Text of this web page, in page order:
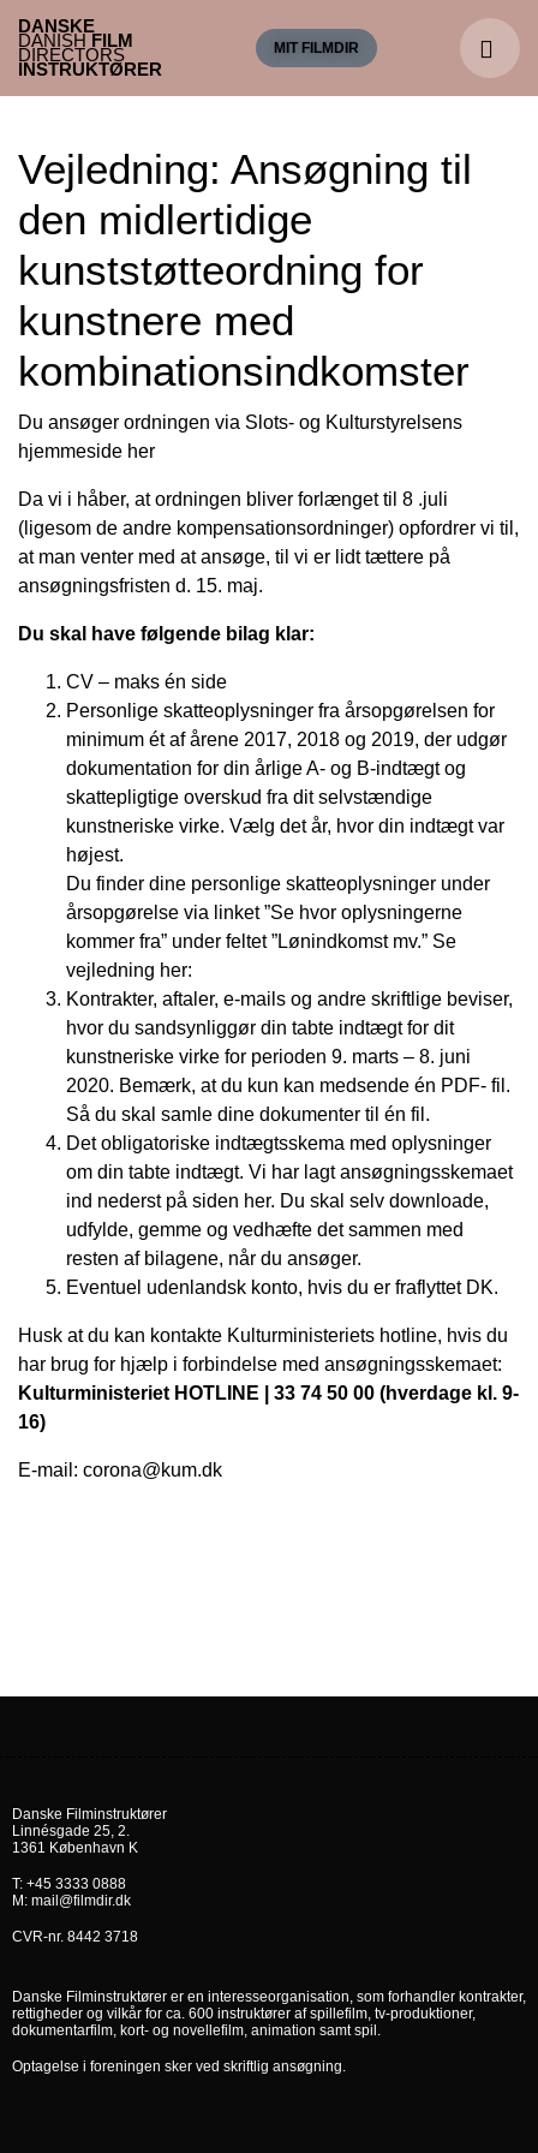
DANSKE
DANISH FILM
DIRECTORS
INSTRUKTØRER
MIT FILMDIR
Vejledning: Ansøgning til
den midlertidige
kunststøtteordning for
kunstnere med
kombinationsindkomster
Du ansøger ordningen via Slots- og Kulturstyrelsens
hjemmeside her
Da vi i håber, at ordningen bliver forlænget til 8 .juli
(ligesom de andre kompensationsordninger) opfordrer vi til,
at man venter med at ansøge, til vi er lidt tættere på
ansøgningsfristen d. 15. maj.
Du skal have følgende bilag klar:
CV – maks én side
Personlige skatteoplysninger fra årsopgørelsen for
minimum ét af årene 2017, 2018 og 2019, der udgør
dokumentation for din årlige A- og B-indtægt og
skattepligtige overskud fra dit selvstændige
kunstneriske virke. Vælg det år, hvor din indtægt var
højest.
Du finder dine personlige skatteoplysninger under
årsopgørelse via linket ”Se hvor oplysningerne
kommer fra” under feltet ”Lønindkomst mv.” Se
vejledning her:
Kontrakter, aftaler, e-mails og andre skriftlige beviser,
hvor du sandsynliggør din tabte indtægt for dit
kunstneriske virke for perioden 9. marts – 8. juni
2020. Bemærk, at du kun kan medsende én PDF- fil.
Så du skal samle dine dokumenter til én fil.
Det obligatoriske indtægtsskema med oplysninger
om din tabte indtægt. Vi har lagt ansøgningsskemaet
ind nederst på siden her. Du skal selv downloade,
udfylde, gemme og vedhæfte det sammen med
resten af bilagene, når du ansøger.
Eventuel udenlandsk konto, hvis du er fraflyttet DK.
Husk at du kan kontakte Kulturministeriets hotline, hvis du
har brug for hjælp i forbindelse med ansøgningsskemaet:
Kulturministeriet HOTLINE | 33 74 50 00 (hverdage kl. 9-
16)
E-mail: corona@kum.dk
Danske Filminstruktører
Linnésgade 25, 2.
1361 København K
T: +45 3333 0888
M: mail@filmdir.dk
CVR-nr. 8442 3718
Danske Filminstruktører er en interesseorganisation, som forhandler kontrakter,
rettigheder og vilkår for ca. 600 instruktører af spillefilm, tv-produktioner,
dokumentarfilm, kort- og novellefilm, animation samt spil.
Optagelse i foreningen sker ved skriftlig ansøgning.